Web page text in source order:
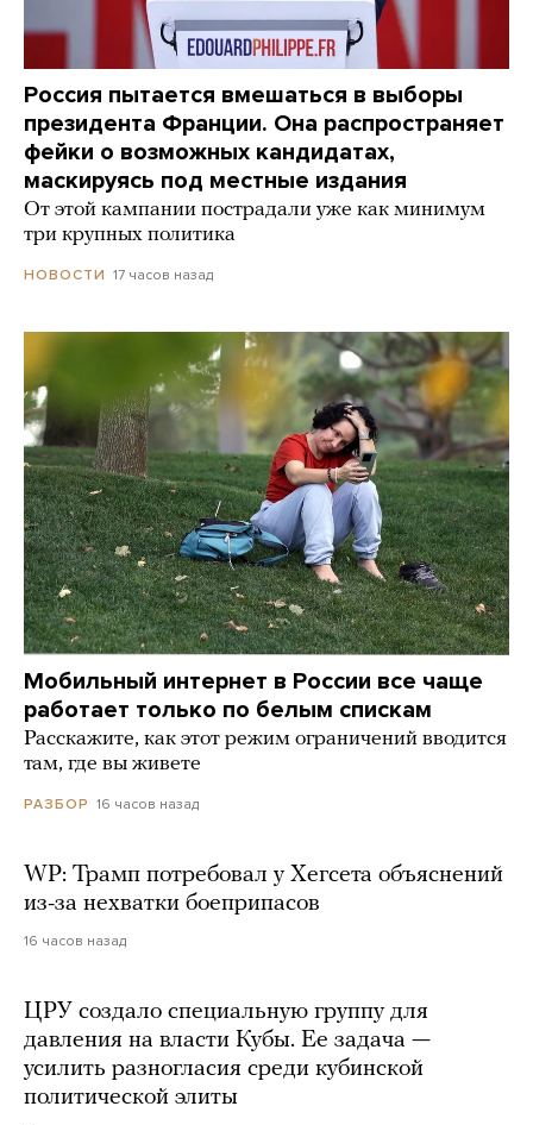
Россия пытается вмешаться в выборы
президента Франции. Она распространяет
фейки о возможных кандидатах,
маскируясь под местные издания
От этой кампании пострадали уже как минимум
три крупных политика
НОВОСТИ 17 часов назад
Мобильный интернет в России все чаще
работает только по белым спискам
Расскажите, как этот режим ограничений вводится
там, где вы живете
РАЗБОР 16 часов назад
WP: Трамп потребовал у Хегсета объяснений
из-за нехватки боеприпасов
16 часов назад
ЦРУ создало специальную группу для
давления на власти Кубы. Ее задача —
усилить разногласия среди кубинской
политической элиты